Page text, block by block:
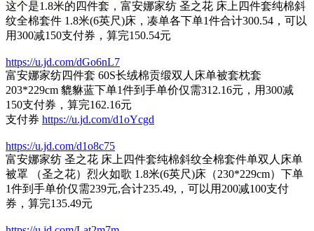
这个是1.8米的四件套，富安娜家纺 圣之花 床上四件套纯棉斜
纹全棉套件 1.8米(6英尺)床，凑单各下单1件合计300.54，可以
用300减150支付券，算完150.54元
https://u.jd.com/dGo6nL7
富安娜家纺四件套 60S长绒棉贡缎双人床单被套枕套
203*229cm 貔貅蓝下单1件到手单价仅需312.16元，用300减
150支付券，算完162.16元
支付券 https://u.jd.com/d1oYcgd
https://u.jd.com/d1o8c75
富安娜家纺 圣之花 床上四件套纯棉斜纹全棉套件单双人床单
被罩 （圣之花）烈火如歌 1.8米(6英尺)床（230*229cm）下单
1件到手单价仅需239元,合计235.49,，可以用200减100支付
券，算完135.49元